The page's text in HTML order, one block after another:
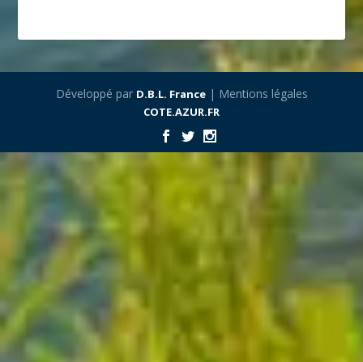
Développé par D.B.L. France| Mentions légales
COTE.AZUR.FR